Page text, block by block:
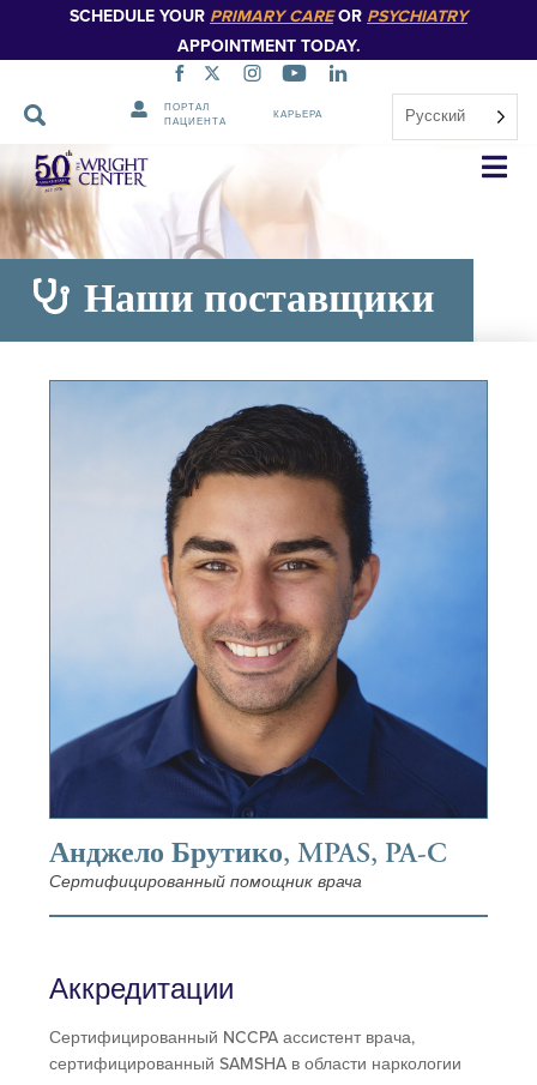
SCHEDULE YOUR PRIMARY CAREOR PSYCHIATRY
APPOINTMENT TODAY.
ПОРТАЛ
ПАЦИЕНТА
КАРЬЕРА Русский
Пропустить
навигацию
Наши поставщики
Анджело Брутико, MPAS, PA-C
Сертифицированный помощник врача
Аккредитации
Сертифицированный NCCPA ассистент врача,
сертифицированный SAMSHA в области наркологии